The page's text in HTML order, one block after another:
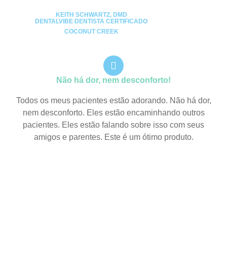
KEITH SCHWARTZ, DMD
DENTALVIBE DENTISTA CERTIFICADO
COCONUT CREEK
Não há dor, nem desconforto!
Todos os meus pacientes estão adorando. Não há dor,
nem desconforto. Eles estão encaminhando outros
pacientes. Eles estão falando sobre isso com seus
amigos e parentes. Este é um ótimo produto.